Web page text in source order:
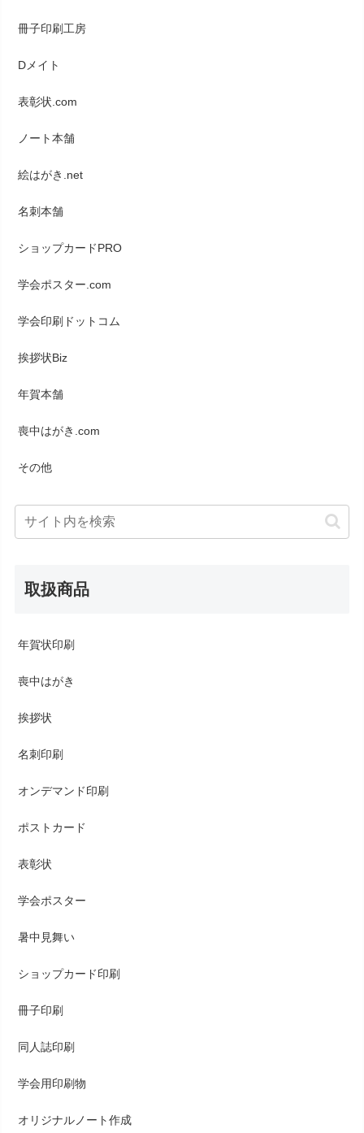
冊子印刷工房
Dメイト
表彰状.com
ノート本舗
絵はがき.net
名刺本舗
ショップカードPRO
学会ポスター.com
学会印刷ドットコム
挨拶状Biz
年賀本舗
喪中はがき.com
その他
取扱商品
年賀状印刷
喪中はがき
挨拶状
名刺印刷
オンデマンド印刷
ポストカード
表彰状
学会ポスター
暑中見舞い
ショップカード印刷
冊子印刷
同人誌印刷
学会用印刷物
オリジナルノート作成